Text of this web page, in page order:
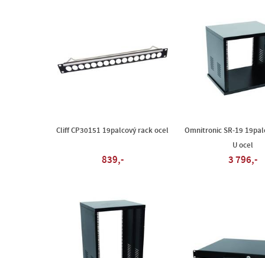
Cliff CP30151 19palcový rack ocel
839,-
Omnitronic SR-19
U ocel
3 796,-